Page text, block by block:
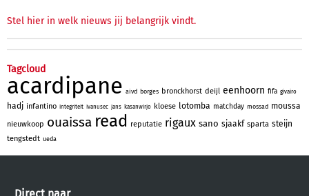
Stel hier in welk nieuws jij belangrijk vindt.
Tagcloud
acardipane aivd borges bronckhorst deijl eenhoorn fifa givairo
hadj infantino integriteit ivanusec jans kasanwirjo kloese lotomba matchday mossad moussa
nieuwkoop ouaissa read reputatie rigaux sano sjaakf sparta steijn
tengstedt ueda